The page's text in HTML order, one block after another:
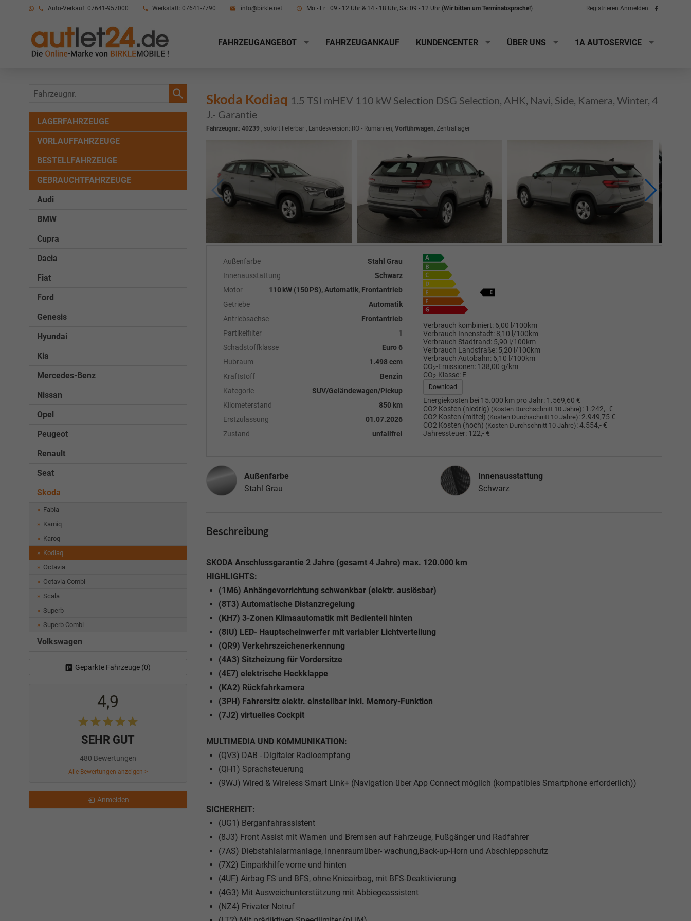
Auto-Verkauf: 07641-957000 Werkstatt: 07641-7790 info@birkle.net Mo - Fr : 09 - 12 Uhr & 14 - 18 Uhr, Sa: 09 - 12 Uhr (Wir bitten um Terminabsprache!) Registrieren Anmelden
Folge
FAHRZEUGANGEBOT FAHRZEUGANKAUF KUNDENCENTER ÜBER UNS 1A AUTOSERVICE
Skoda Kodiaq 1.5 TSI mHEV 110 kW Selection DSG Selection, AHK, Navi, Side, Kamera, Winter, 4
J.- Garantie
Fahrzeugnr.: 40239 , sofort lieferbar, Landesversion: RO - Rumänien, Vorführwagen, Zentrallager
Außenfarbe
Stahl Grau
Innenausstattung
Schwarz
Motor
110 kW (150 PS), Automatik, Frontantrieb
Getriebe
Automatik
Antriebsachse
Frontantrieb
Partikelfilter
1
Schadstoffklasse
Euro 6
Hubraum
1.498 ccm
Kraftstoff
Benzin
Kategorie
SUV/Geländewagen/Pickup
Kilometerstand
850 km
Erstzulassung
01.07.2026
Zustand
unfallfrei
Verbrauch kombiniert: 6,00 l/100km
Verbrauch Innenstadt: 8,10 l/100km
Verbrauch Stadtrand: 5,90 l/100km
Verbrauch Landstraße: 5,20 l/100km
Verbrauch Autobahn: 6,10 l/100km
CO2-Emissionen: 138,00 g/km
CO2-Klasse: E
Download
Energiekosten bei 15.000 km pro Jahr: 1.569,60 €
CO2 Kosten (niedrig) (Kosten Durchschnitt 10 Jahre): 1.242,- €
CO2 Kosten (mittel) (Kosten Durchschnitt 10 Jahre): 2.949,75 €
CO2 Kosten (hoch) (Kosten Durchschnitt 10 Jahre):4.554,- €
Jahressteuer: 122,- €
Außenfarbe
Stahl Grau
Innenausstattung
Innenausstattung
Schwarz
Beschreibung
SKODA Anschlussgarantie 2 Jahre (gesamt 4 Jahre) max. 120.000 km
HIGHLIGHTS:
(1M6) Anhängevorrichtung schwenkbar (elektr. auslösbar)
(8T3) Automatische Distanzregelung
(KH7) 3-Zonen Klimaautomatik mit Bedienteil hinten
(8IU) LED- Hauptscheinwerfer mit variabler Lichtverteilung
(QR9) Verkehrszeichenerkennung
(4A3) Sitzheizung für Vordersitze
(4E7) elektrische Heckklappe
(KA2) Rückfahrkamera
(3PH) Fahrersitz elektr. einstellbar inkl. Memory-Funktion
(7J2) virtuelles Cockpit
MULTIMEDIA UND KOMMUNIKATION:
(QV3) DAB - Digitaler Radioempfang
(QH1) Sprachsteuerung
(9WJ) Wired & Wireless Smart Link+ (Navigation über App Connect möglich (kompatibles Smartphone erforderlich))
SICHERHEIT:
(UG1) Berganfahrassistent
(8J3) Front Assist mit Warnen und Bremsen auf Fahrzeuge, Fußgänger und Radfahrer
(7AS) Diebstahlalarmanlage, Innenraumüber- wachung,Back-up-Horn und Abschleppschutz
(7X2) Einparkhilfe vorne und hinten
(4UF) Airbag FS und BFS, ohne Knieairbag, mit BFS-Deaktivierung
(4G3) Mit Ausweichunterstützung mit Abbiegeassistent
(NZ4) Privater Notruf
Fahrzeugnr.
LAGERFAHRZEUGE
VORLAUFFAHRZEUGE
BESTELLFAHRZEUGE
GEBRAUCHTFAHRZEUGE
Audi
BMW
Cupra
Dacia
Fiat
Ford
Genesis
Hyundai
Kia
Mercedes-Benz
Nissan
Opel
Peugeot
Renault
Seat
Skoda
Fabia
Kamiq
Karoq
Kodiaq
Octavia
Octavia Combi
Scala
Superb
Superb Combi
Volkswagen
Geparkte Fahrzeuge (0)
4,9
SEHR GUT
480 Bewertungen
Alle Bewertungen anzeigen >
Anmelden